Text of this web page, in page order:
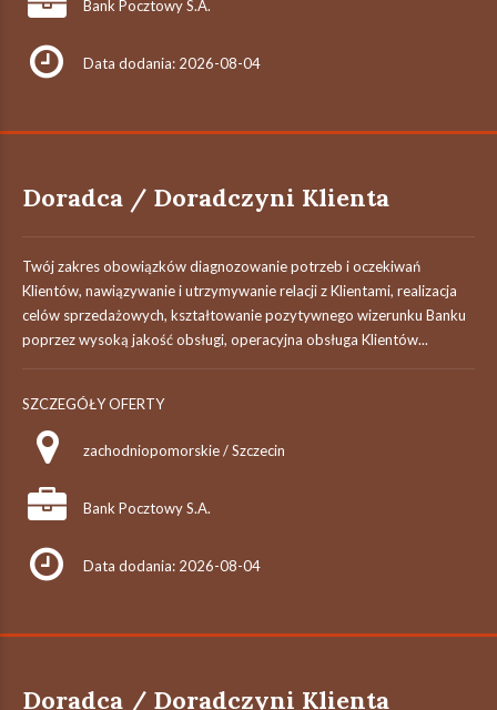
Bank Pocztowy S.A.
Data dodania: 2026-08-04
Doradca / Doradczyni Klienta
Twój zakres obowiązków diagnozowanie potrzeb i oczekiwań
Klientów, nawiązywanie i utrzymywanie relacji z Klientami, realizacja
celów sprzedażowych, kształtowanie pozytywnego wizerunku Banku
poprzez wysoką jakość obsługi, operacyjna obsługa Klientów...
SZCZEGÓŁY OFERTY
zachodniopomorskie / Szczecin
Bank Pocztowy S.A.
Data dodania: 2026-08-04
Doradca / Doradczyni Klienta